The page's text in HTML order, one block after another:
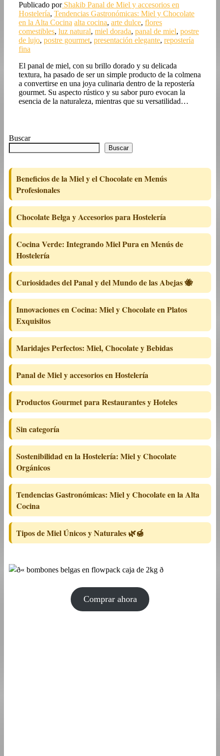
Publicado porShakib Panal de Miel y accesorios en
Hostelería, Tendencias Gastronómicas: Miel y Chocolate
en la Alta Cocina alta cocina, arte dulce, flores
comestibles, luz natural, miel dorada, panal de miel, postre
de lujo, postre gourmet, presentación elegante, repostería
fina
El panal de miel, con su brillo dorado y su delicada
textura, ha pasado de ser un simple producto de la colmena
a convertirse en una joya culinaria dentro de la repostería
gourmet. Su aspecto rústico y su sabor puro evocan la
esencia de la naturaleza, mientras que su versatilidad…
Buscar
Buscar
Beneficios de la Miel y el Chocolate en Menús
Profesionales
Chocolate Belga y Accesorios para Hostelería
Cocina Verde: Integrando Miel Pura en Menús de
Hostelería
Curiosidades del Panal y del Mundo de las Abejas 🐝
Innovaciones en Cocina: Miel y Chocolate en Platos
Exquisitos
Maridajes Perfectos: Miel, Chocolate y Bebidas
Panal de Miel y accesorios en Hostelería
Productos Gourmet para Restaurantes y Hoteles
Sin categoría
Sostenibilidad en la Hostelería: Miel y Chocolate
Orgánicos
Tendencias Gastronómicas: Miel y Chocolate en la Alta
Cocina
Tipos de Miel Únicos y Naturales 🌿🍯
Comprar ahora